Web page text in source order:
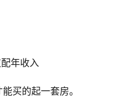
年收入
买的起一套房。